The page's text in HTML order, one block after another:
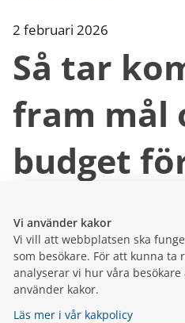
Vi använder kakor
Vi vill att webbplatsen ska
som besökare. För att kunna ta
analyserar vi hur våra
använder kakor.
Läs mer i vår kakpolicy
2 februari 2026
Så tar
fram mål
budget
styrmedel. Det visar vilka
utvecklingen av
resurser – alltså
mellan olika verksamh...
21 januari 2026